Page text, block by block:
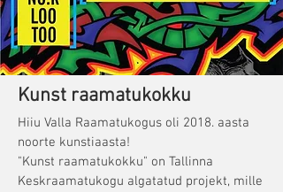
Kunst raamatukokku
Hiiu Valla Raamatukogus oli 2018. aasta
noorte kunstiaasta!
"Kunst raamatukokku" on Tallinna
Keskraamatukogu algatatud projekt, mille